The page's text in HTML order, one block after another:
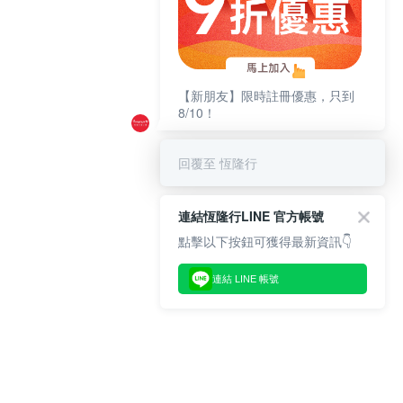
【新朋友】限時註冊優惠，只到
8/10！
回覆至 恆隆行
連結恆隆行LINE 官方帳號
點擊以下按鈕可獲得最新資訊👇
連結 LINE 帳號